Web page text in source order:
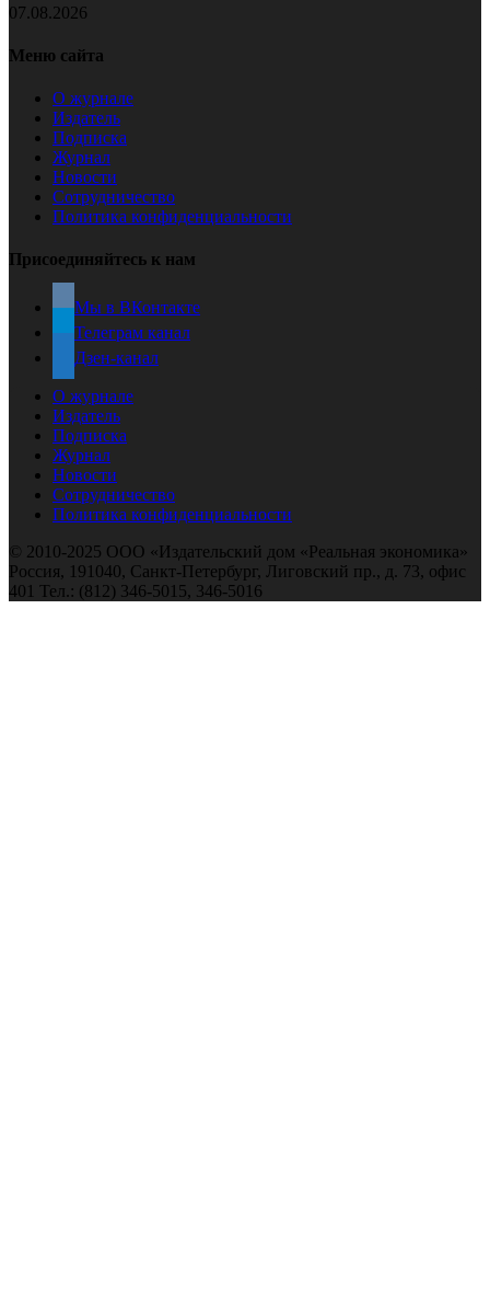
07.08.2026
Меню сайта
О журнале
Издатель
Подписка
Журнал
Новости
Сотрудничество
Политика конфиденциальности
Присоединяйтесь к нам
Мы в ВКонтакте
Телеграм канал
Дзен-канал
О журнале
Издатель
Подписка
Журнал
Новости
Сотрудничество
Политика конфиденциальности
© 2010-2025 ООО «Издательский дом «Реальная экономика»
Россия, 191040, Санкт-Петербург, Лиговский пр., д. 73, офис
401 Тел.: (812) 346-5015, 346-5016